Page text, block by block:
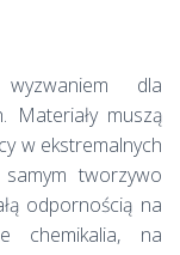
dla
Materiały muszą
w ekstremalnych
tworzywo
odpornością na
chemikalia, na